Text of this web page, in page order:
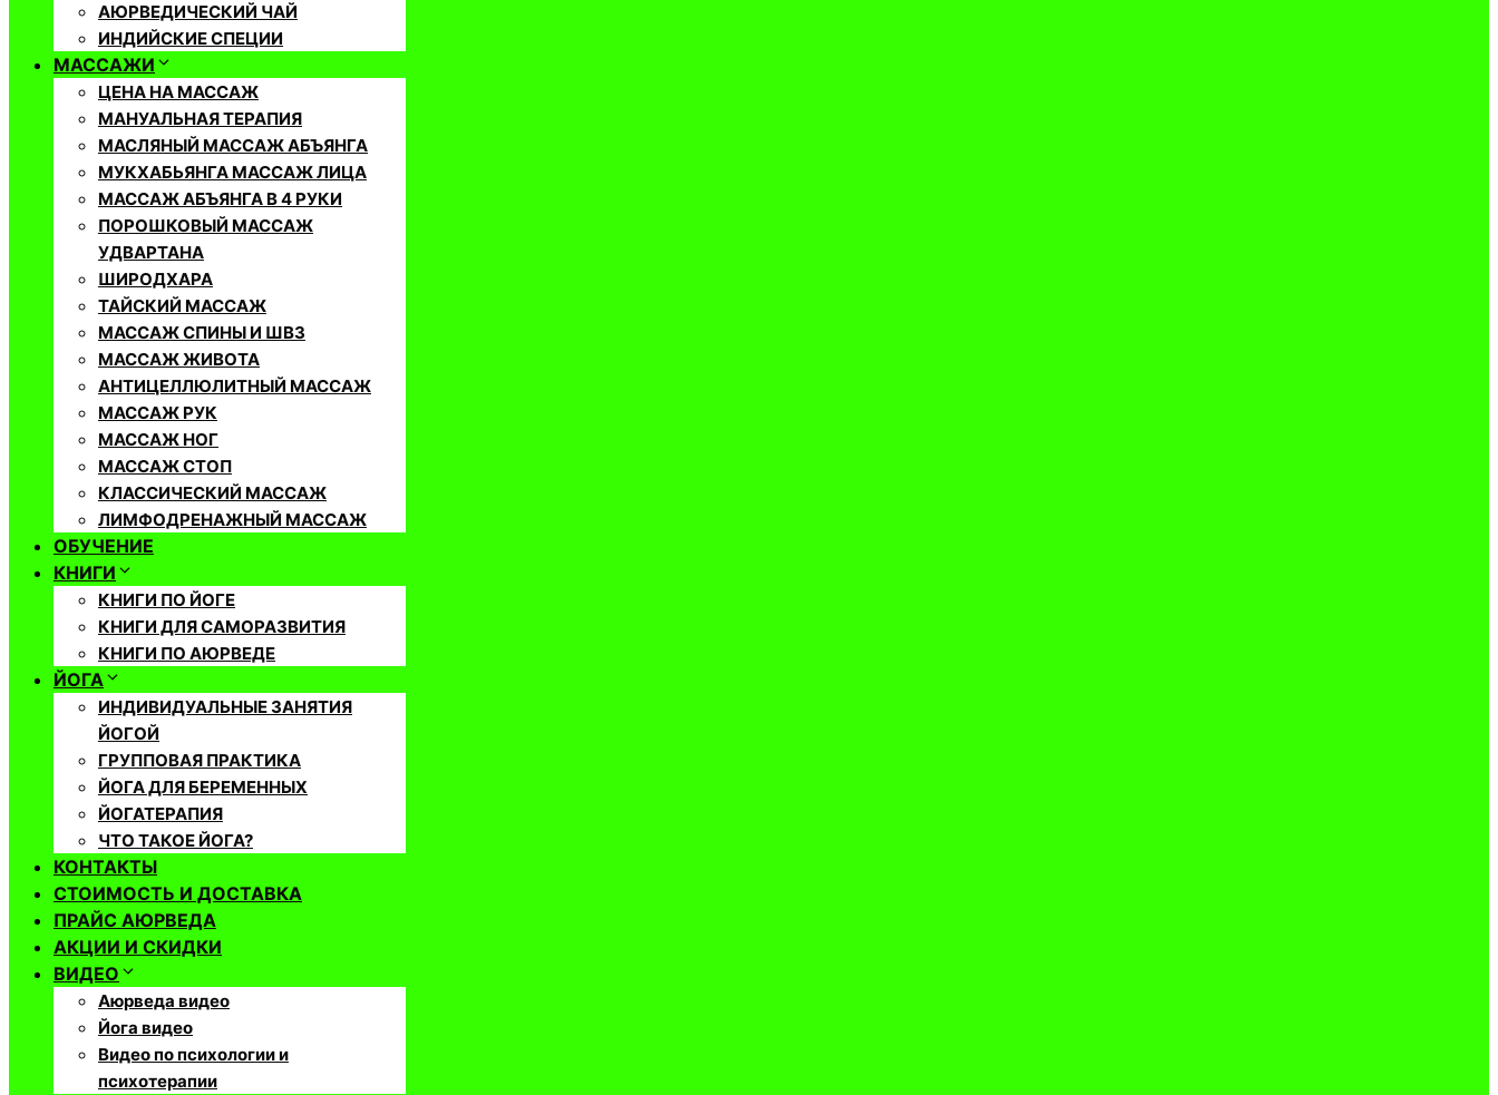
АЮРВЕДИЧЕСКИЙ ЧАЙ
ИНДИЙСКИЕ СПЕЦИИ
МАССАЖИ
ЦЕНА НА МАССАЖ
МАНУАЛЬНАЯ ТЕРАПИЯ
МАСЛЯНЫЙ МАССАЖ АБЪЯНГА
МУКХАБЬЯНГА МАССАЖ ЛИЦА
МАССАЖ АБЪЯНГА В 4 РУКИ
ПОРОШКОВЫЙ МАССАЖ
УДВАРТАНА
ШИРОДХАРА
ТАЙСКИЙ МАССАЖ
МАССАЖ СПИНЫ И ШВЗ
МАССАЖ ЖИВОТА
АНТИЦЕЛЛЮЛИТНЫЙ МАССАЖ
МАССАЖ РУК
МАССАЖ НОГ
МАССАЖ СТОП
КЛАССИЧЕСКИЙ МАССАЖ
ЛИМФОДРЕНАЖНЫЙ МАССАЖ
ОБУЧЕНИЕ
КНИГИ
КНИГИ ПО ЙОГЕ
КНИГИ ДЛЯ САМОРАЗВИТИЯ
КНИГИ ПО АЮРВЕДЕ
ЙОГА
ИНДИВИДУАЛЬНЫЕ ЗАНЯТИЯ
ЙОГОЙ
ГРУППОВАЯ ПРАКТИКА
ЙОГА ДЛЯ БЕРЕМЕННЫХ
ЙОГАТЕРАПИЯ
ЧТО ТАКОЕ ЙОГА?
КОНТАКТЫ
СТОИМОСТЬ И ДОСТАВКА
ПРАЙС АЮРВЕДА
АКЦИИ И СКИДКИ
ВИДЕО
Аюрведа видео
Йога видео
Видео по психологии и
психотерапии